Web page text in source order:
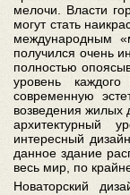
мелочи. Власти
могут стать
международным
получился очень
полностью
уровень
современную
возведения жилых
архитектурный
интересный
данное здание
весь мир, по
Новаторский